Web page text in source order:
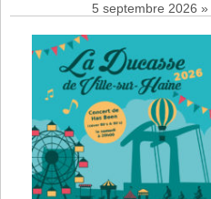
5 septembre 2026 »